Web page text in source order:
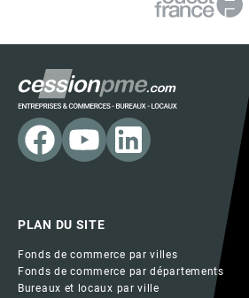
PLAN DU SITE
Fonds de commerce par villes
Fonds de commerce par départements
Bureaux et locaux par ville